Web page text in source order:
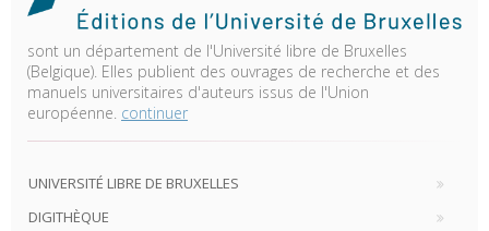
sont un département de l'Université libre de Bruxelles
(Belgique). Elles publient des ouvrages de recherche et des
manuels universitaires d'auteurs issus de l'Union
européenne. continuer
UNIVERSITÉ LIBRE DE BRUXELLES
DIGITHÈQUE